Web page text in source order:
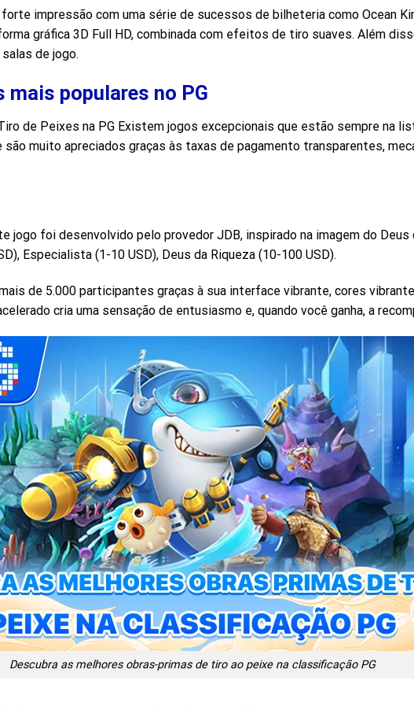
impressão com uma série de sucessos de bilheteria como Ocean
gráfica 3D Full HD, combinada com efeitos de tiro suaves. Além
de jogo.
mais populares no PG
de Peixes na PG Existem jogos excepcionais que estão sempre na
muito apreciados graças às taxas de pagamento transparentes,
jogo foi desenvolvido pelo provedor JDB, inspirado na imagem do
Especialista (1-10 USD), Deus da Riqueza (10-100 USD).
de 5.000 participantes graças à sua interface vibrante, cores
cria uma sensação de entusiasmo e, quando você ganha, a
Descubra as melhores obras-primas de tiro ao peixe na classificação PG